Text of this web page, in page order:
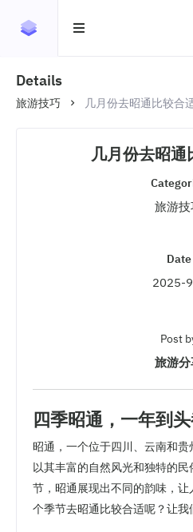
Details
旅游技巧 几月份去昭通比较合
几月份去昭通
旅游技
Date
2025-
Post
旅游
四季昭通，一年到
昭通，一个位于四川、云南和贵
以其丰富的自然风光和独特的
节，昭通展现出不同的韵味，
个季节去昭通比较合适呢？让我